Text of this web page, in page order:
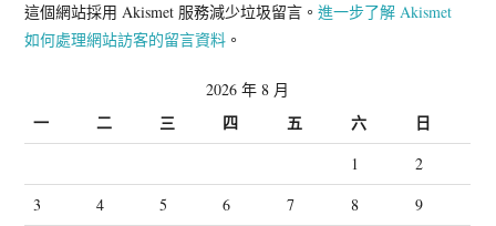
這個網站採用 Akismet 服務減少垃圾留言。進一步了解 Akismet
如何處理網站訪客的留言資料 。
2026 年 8 月
一 二 三 四 五 六 日
1
2
3
4 5 6 7 8
9